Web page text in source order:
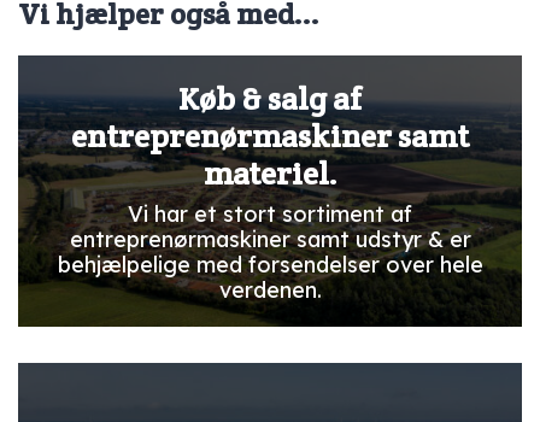
Vi hjælper også med...
Køb & salg af
entreprenørmaskiner samt
materiel.
Vi har et stort sortiment af
entreprenørmaskiner samt udstyr & er
behjælpelige med forsendelser over hele
verdenen.